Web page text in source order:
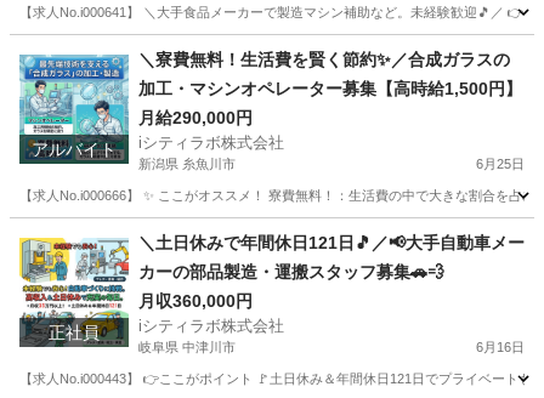
【求人No.i000641】 ＼大手食品メーカーで製造マシン補助など。未経験歓迎🎵／ 👉
その他 スタッフ
アルバイト
＼寮費無料！生活費を賢く節約✨／合成ガラスの
加工・マシンオペレーター募集【高時給1,500円】
月給290,000円
iシティラボ株式会社
新潟県 糸魚川市 6月25日
【求人No.i000666】 ✨ ここがオススメ！ 寮費無料！：生活費の中で大きな割合を占
その他 無料
正社員
＼土日休みで年間休日121日🎵／📢大手自動車メー
カーの部品製造・運搬スタッフ募集🚗💨
月収360,000円
iシティラボ株式会社
岐阜県 中津川市 6月16日
【求人No.i000443】 👉ここがポイント 🚩土日休み＆年間休日121日でプライベート